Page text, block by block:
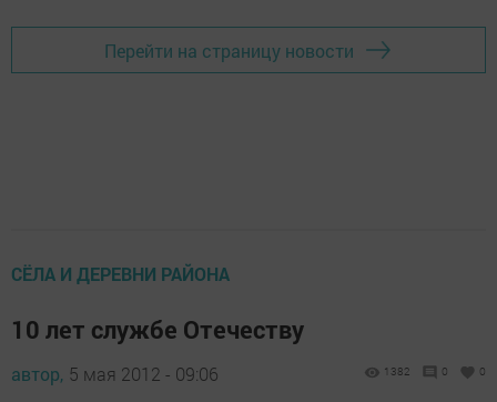
Перейти на страницу новости
СЁЛА И ДЕРЕВНИ РАЙОНА
10 лет службе Отечеству
автор, 5 мая 2012 - 09:06 1382 0 0